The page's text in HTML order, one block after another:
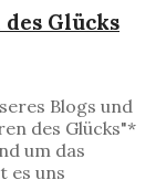
Glücks
Blogs und
des Glücks"*
um das
es uns